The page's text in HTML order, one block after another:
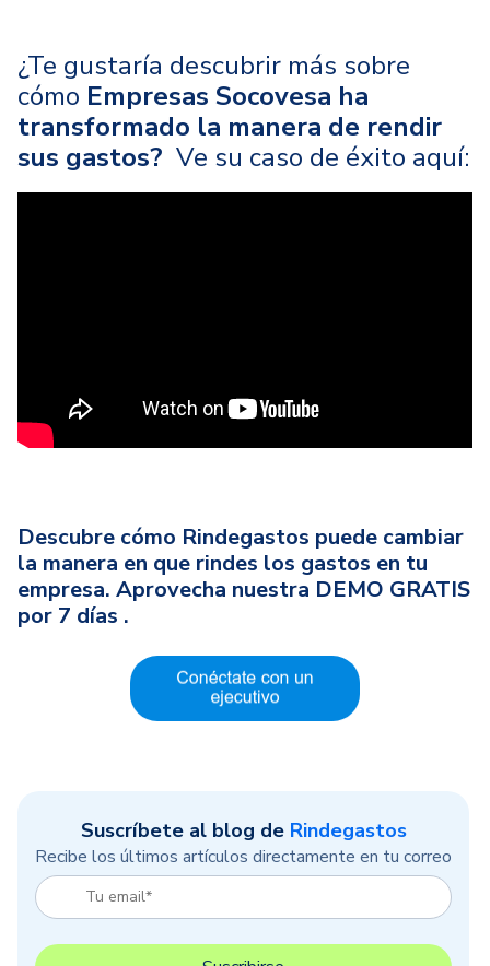
Suscríbete al blog de Rindegastos
Recibe los últimos artículos directamente en tu correo
¿Te gustaría descubrir más sobre
cómo Empresas Socovesa ha
transformado la manera de rendir
sus gastos? Ve su caso de éxito aquí:
Descubre cómo Rindegastos puede cambiar
la manera en que rindes los gastos en tu
empresa. Aprovecha nuestra DEMO GRATIS
por 7 días .